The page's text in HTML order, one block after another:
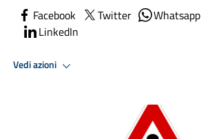
Facebook Twitter Whatsapp
LinkedIn
Vedi azioni